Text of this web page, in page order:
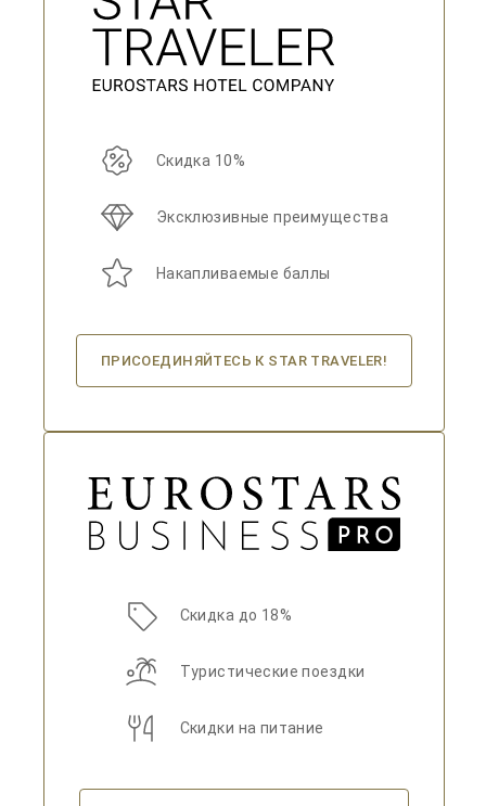
Скидка 10%
Эксклюзивные преимущества
Накапливаемые баллы
ПРИСОЕДИНЯЙТЕСЬ К STAR TRAVELER!
Скидка до 18%
Туристические поездки
Скидки на питание